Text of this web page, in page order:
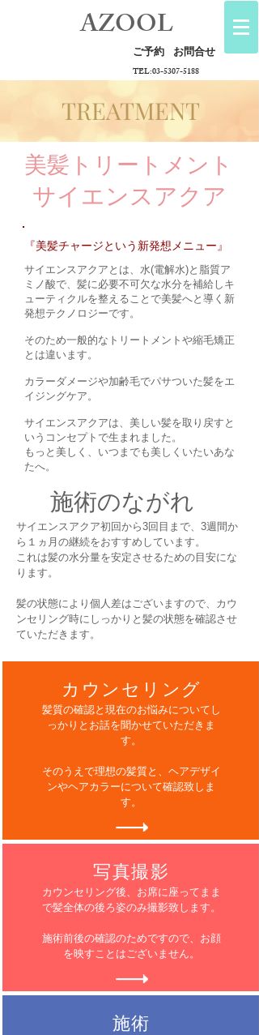
AZOOL
ご予約 お問合せ
TEL:03-5307-5188
TREATMENT
美髪トリートメント
サイエンスアクア
『美髪チャージという新発想メニュー』
サイエンスアクアとは、水(電解水)と脂質ア
ミノ酸で、髪に必要不可欠な水分を補給しキ
ューティクルを整えることで美髪へと導く新
発想テクノロジーです。
そのため一般的なトリートメントや縮毛矯正
とは違います。
カラーダメージや加齢毛でパサついた髪をエ
イジングケア。
サイエンスアクアは、美しい髪を取り戻すと
いうコンセプトで生まれました。
もっと美しく、いつまでも美しくいたいあな
たへ。
施術のながれ
サイエンスアクア初回から3回目まで、3週間か
ら１ヵ月の継続をおすすめしています。
​これは髪の水分量を安定させるための目安にな
ります。
髪の状態により個人差はございますので、カウ
ンセリング時にしっかりと髪の状態を確認させ
ていただきます。
カウンセリング
髪質の確認と現在のお悩みについてし
っかりとお話を聞かせていただきま
す。
そのうえで理想の髪質と、ヘアデザイ
ンやヘアカラーについて確認致しま
す。
写真撮影
カウンセリング後、お席に座ってまま
で髪全体の後ろ姿のみ撮影致します。
施術前後の確認のためですので、お顔
を映すことはございません。
施術